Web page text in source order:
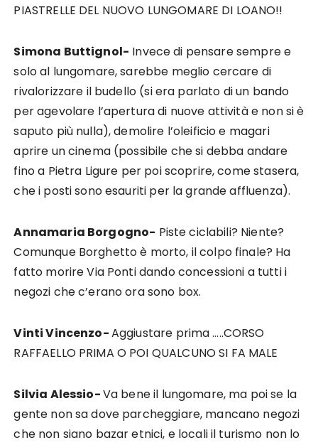
PIASTRELLE DEL NUOVO LUNGOMARE DI LOANO!!
Simona Buttignol- Invece di pensare sempre e
solo al lungomare, sarebbe meglio cercare di
rivalorizzare il budello (si era parlato di un bando
per agevolare l’apertura di nuove attività e non si è
saputo più nulla), demolire l’oleificio e magari
aprire un cinema (possibile che si debba andare
fino a Pietra Ligure per poi scoprire, come stasera,
che i posti sono esauriti per la grande affluenza).
Annamaria Borgogno- Piste ciclabili? Niente?
Comunque Borghetto è morto, il colpo finale? Ha
fatto morire Via Ponti dando concessioni a tutti i
negozi che c’erano ora sono box.
Vinti Vincenzo-Aggiustare prima …..CORSO
RAFFAELLO PRIMA O POI QUALCUNO SI FA MALE
Silvia Alessio-Va bene il lungomare, ma poi se la
gente non sa dove parcheggiare, mancano negozi
che non siano bazar etnici, e locali il turismo non lo